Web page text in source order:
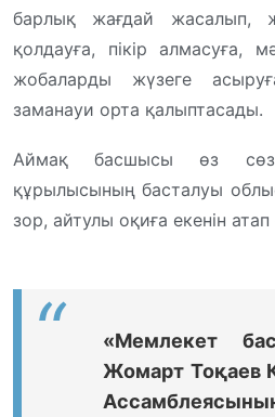
барлық жағдай жасалып,
қолдауға, пікір алмасуға,
жобаларды жүзеге
заманауи орта қалыптасады.
Аймақ басшысы өз
құрылысының басталуы
зор, айтулы оқиға екенін атап
«Мемлекет
Жомарт Тоқаев